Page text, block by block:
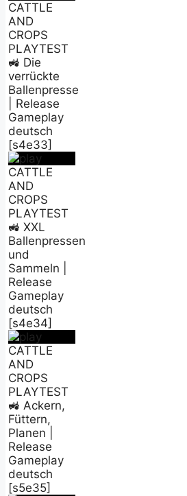
CATTLE
AND
CROPS
PLAYTEST
🚜 Die
verrückte
Ballenpresse
| Release
Gameplay
deutsch
[s4e33]
CATTLE
AND
CROPS
PLAYTEST
🚜 XXL
Ballenpressen
und
Sammeln |
Release
Gameplay
deutsch
[s4e34]
CATTLE
AND
CROPS
PLAYTEST
🚜 Ackern,
Füttern,
Planen |
Release
Gameplay
deutsch
[s5e35]